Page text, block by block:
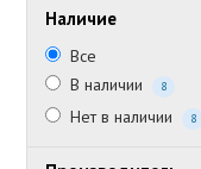
Наличие
Все
В наличии
8
Нет в наличии 8